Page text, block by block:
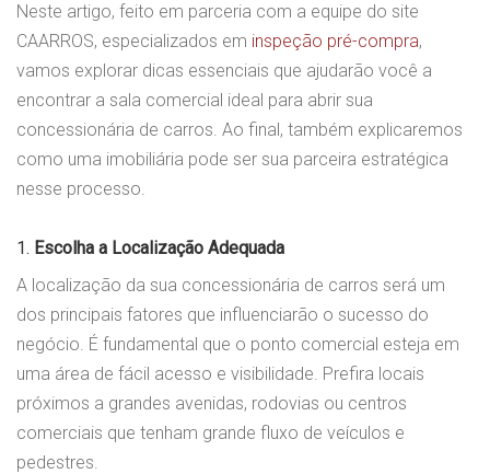
Neste artigo, feito em parceria com a equipe do site
CAARROS, especializados em inspeção pré-compra,
vamos explorar dicas essenciais que ajudarão você a
encontrar a sala comercial ideal para abrir sua
concessionária de carros. Ao final, também explicaremos
como uma imobiliária pode ser sua parceira estratégica
nesse processo.
1. Escolha a Localização Adequada
A localização da sua concessionária de carros será um
dos principais fatores que influenciarão o sucesso do
negócio. É fundamental que o ponto comercial esteja em
uma área de fácil acesso e visibilidade. Prefira locais
próximos a grandes avenidas, rodovias ou centros
comerciais que tenham grande fluxo de veículos e
pedestres.